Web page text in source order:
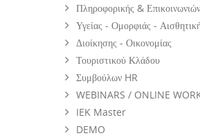
Πληροφορικής & Επικοινωνιών
Υγείας - Ομορφιάς -
Διοίκησης - Οικονομίας
Τουριστικού Κλάδου
Συμβούλων HR
WEBINARS / ONLINE
IEK Master
DEMO